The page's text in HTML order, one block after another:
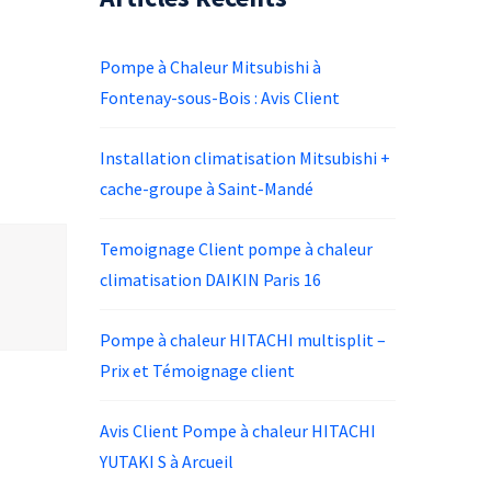
Pompe à Chaleur Mitsubishi à
Fontenay-sous-Bois : Avis Client
Installation climatisation Mitsubishi +
cache-groupe à Saint-Mandé
Temoignage Client pompe à chaleur
climatisation DAIKIN Paris 16
Pompe à chaleur HITACHI multisplit –
Prix et Témoignage client
Avis Client Pompe à chaleur HITACHI
YUTAKI S à Arcueil